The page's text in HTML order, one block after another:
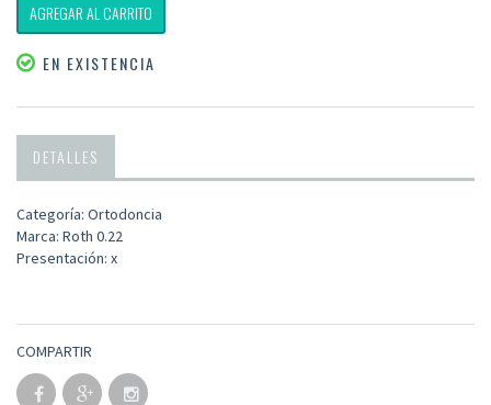
AGREGAR AL CARRITO
EN EXISTENCIA
DETALLES
Categoría: Ortodoncia
Marca: Roth 0.22
Presentación: x
COMPARTIR